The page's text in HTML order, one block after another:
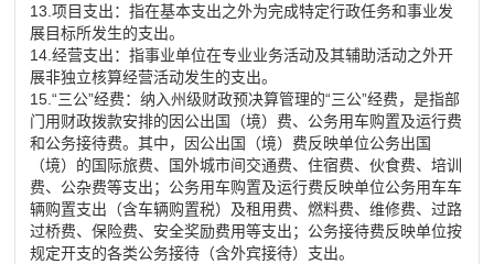
13.项目支出：指在基本支出之外为完成特定行政任务和事业发
展目标所发生的支出。
14.经营支出：指事业单位在专业业务活动及其辅助活动之外开
展非独立核算经营活动发生的支出。
15.“三公”经费：纳入州级财政预决算管理的“三公”经费，是指部
门用财政拨款安排的因公出国（境）费、公务用车购置及运行费
和公务接待费。其中，因公出国（境）费反映单位公务出国
（境）的国际旅费、国外城市间交通费、住宿费、伙食费、培训
费、公杂费等支出；公务用车购置及运行费反映单位公务用车车
辆购置支出（含车辆购置税）及租用费、燃料费、维修费、过路
过桥费、保险费、安全奖励费用等支出；公务接待费反映单位按
规定开支的各类公务接待（含外宾接待）支出。